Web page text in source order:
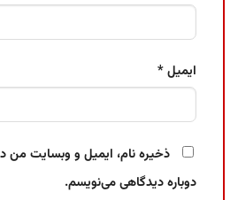
ایمیل*
ذخیره نام، ایمیل و وبسایت من
دوباره دیدگاهی می‌نویسم.